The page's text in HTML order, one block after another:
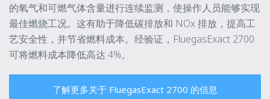
的氧气和可燃气体含量进行连续监测，使操作人员能够实现
最佳燃烧工况。这有助于降低碳排放和 NOx 排放，提高工
艺安全性，并节省燃料成本。经验证，FluegasExact 2700
可将燃料成本降低高达 4%。
了解更多关于 FluegasExact 2700 的信息